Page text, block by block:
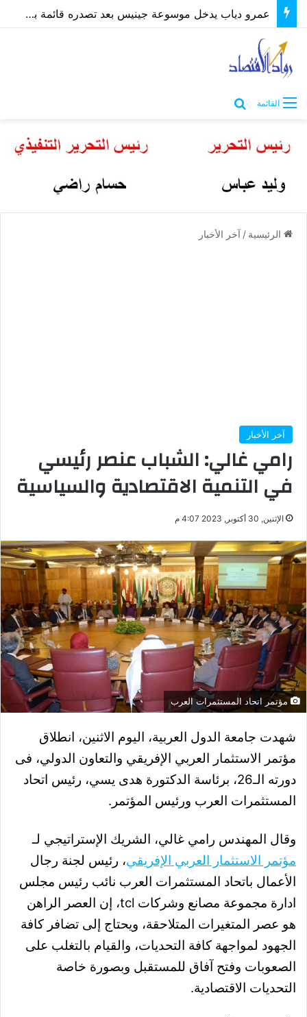
عمرو دياب يدخل موسوعة جينيس بعد تصدره قائمة بيلبورد عربية لـ68 أسبوعًا
القائمة
الرئيسية / آخر الأخبار
آخر الأخبار
رامي غالي: الشباب عنصر رئيسي
في التنمية الاقتصادية والسياسية
الإثنين, 30 أكتوبر, 2023 4:07 م
مؤتمر اتحاد المستثمرات العرب
شهدت جامعة الدول العربية، اليوم الاثنين، انطلاق
مؤتمر الاستثمار العربي الإفريقي والتعاون الدولي، فى
دورته الـ26، برئاسة الدكتورة هدى يسي، رئيس اتحاد
المستثمرات العرب ورئيس المؤتمر.
وقال المهندس رامي غالي، الشريك الإستراتيجي لـ
مؤتمر الاستثمار العربي الإفريقي، رئيس لجنة رجال
الأعمال باتحاد المستثمرات العرب نائب رئيس مجلس
ادارة مجموعة مصانع وشركات tcl، إن العصر الراهن
هو عصر المتغيرات المتلاحقة، ويحتاج إلى تضافر كافة
الجهود لمواجهة كافة التحديات، والقيام بالتغلب على
الصعوبات وفتح آفاق للمستقبل وبصورة خاصة
التحديات الاقتصادية.